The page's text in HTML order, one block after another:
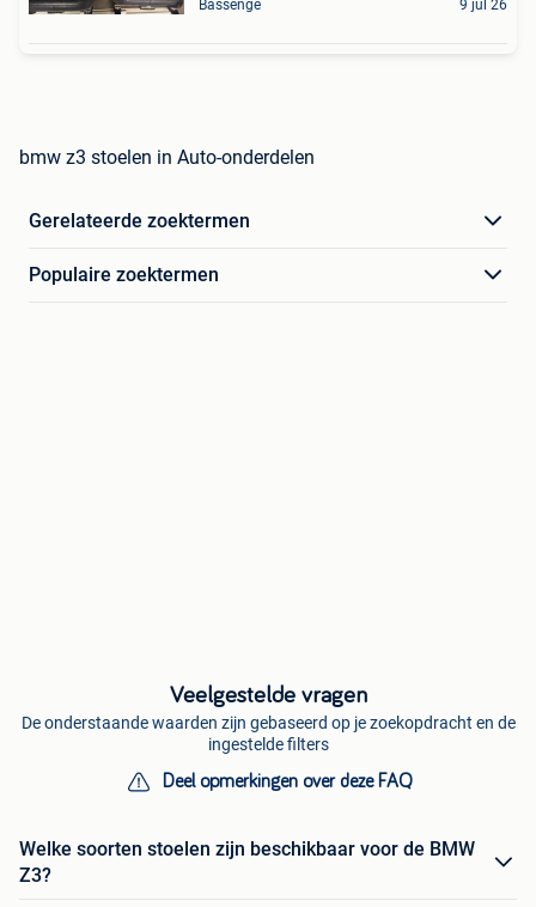
Bassenge 9 jul 26
bmw z3 stoelen in Auto-onderdelen
Gerelateerde zoektermen
Populaire zoektermen
Veelgestelde vragen
De onderstaande waarden zijn gebaseerd op je zoekopdracht en de
ingestelde filters
Deel opmerkingen over deze FAQ
Welke soorten stoelen zijn beschikbaar voor de BMW
Z3?